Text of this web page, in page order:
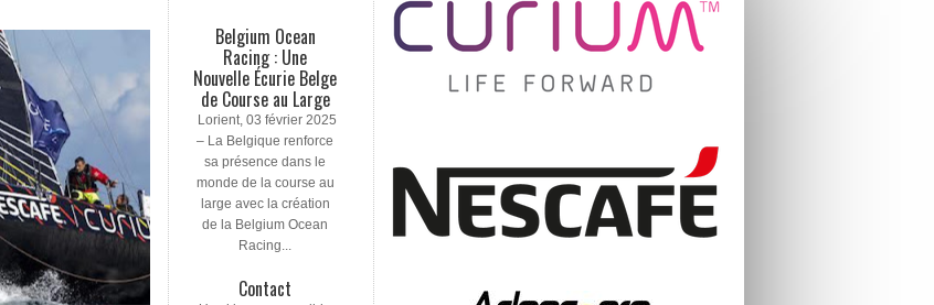
Belgium Ocean
Racing : Une
Nouvelle Écurie Belge
de Course au Large
Lorient, 03 février 2025
– La Belgique renforce
sa présence dans le
monde de la course au
large avec la création
de la Belgium Ocean
Racing...
Contact